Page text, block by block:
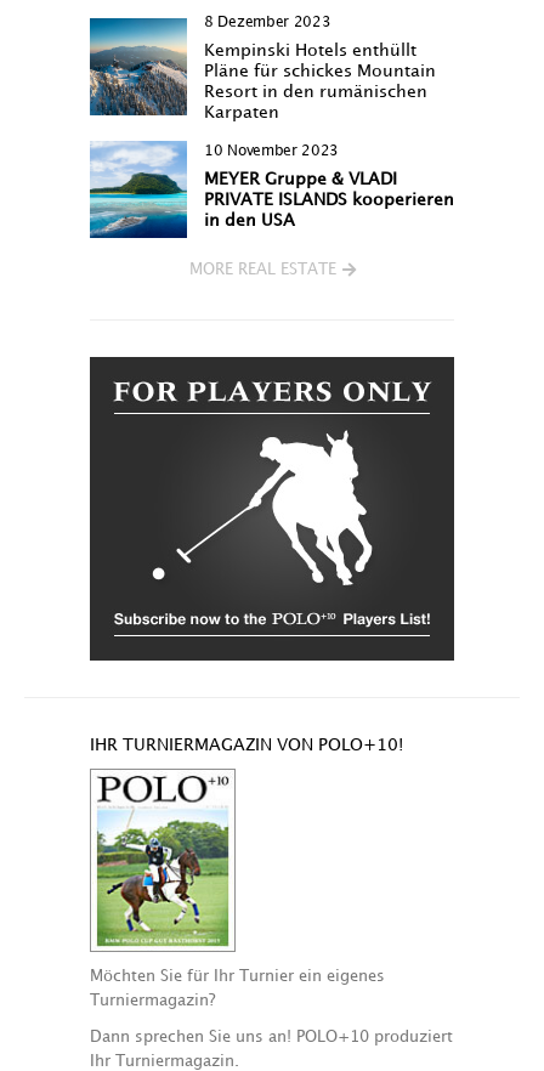
8 Dezember 2023
Kempinski Hotels enthüllt
Pläne für schickes Mountain
Resort in den rumänischen
Karpaten
10 November 2023
MEYER Gruppe & VLADI
PRIVATE ISLANDS kooperieren
in den USA
MORE REAL ESTATE
IHR TURNIERMAGAZIN VON POLO+10!
Möchten Sie für Ihr Turnier ein eigenes
Turniermagazin?
Dann sprechen Sie uns an! POLO+10 produziert
Ihr Turniermagazin.